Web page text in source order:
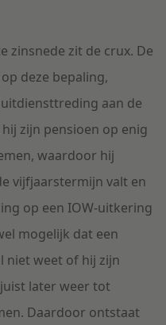
zinsnede zit de crux. De
deze bepaling,
aan de
zijn pensioen op enig
waardoor hij
vijfjaarstermijn valt en
op een IOW-uitkering
mogelijk dat een
niet weet of hij zijn
later weer tot
Daardoor ontstaat